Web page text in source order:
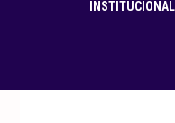
INSTITUCIONAL